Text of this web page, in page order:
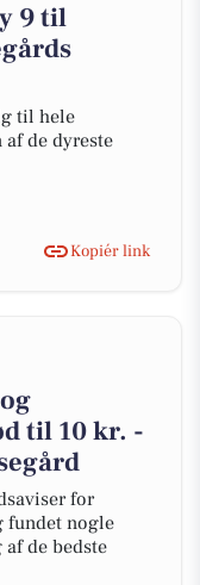
9 til
til hele
de dyreste
Kopiér link
til 10 kr. -
for
fundet nogle
de bedste